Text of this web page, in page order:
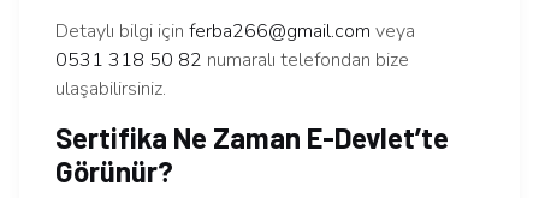
Detaylı bilgi için ferba266@gmail.com veya
0531 318 50 82 numaralı telefondan bize
ulaşabilirsiniz.
Sertifika Ne Zaman E-Devlet’te
Görünür?